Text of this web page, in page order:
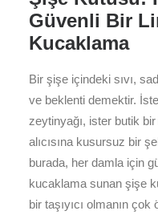
Güvenli Bir
Kucaklama
Bir şişe içindeki sıvı,
ve beklenti demektir.
zeytinyağı, ister butik
alıcısına kusursuz bir
burada, her damla için
kucaklama sunan şişe
bir taşıyıcı olmanın